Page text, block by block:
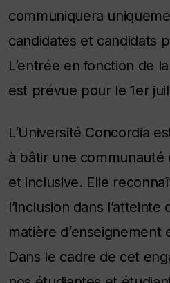
communiquera
candidates et candidats
L’entrée en fonction de
est prévue pour le 1er
L’Université Concordia
à bâtir une communauté
et inclusive. Elle
l’inclusion dans l’atteinte
matière
Dans le cadre de cet